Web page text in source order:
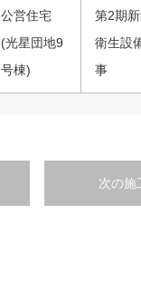
公営住宅
(光星団地9
号棟)
第2期
衛生設
事
次の施